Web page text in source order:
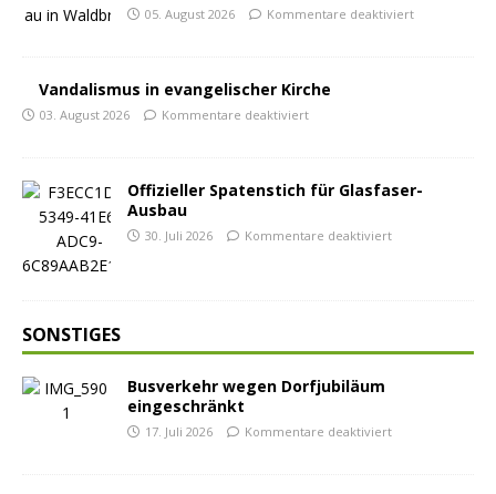
05. August 2026 Kommentare deaktiviert
Vandalismus in evangelischer Kirche
03. August 2026 Kommentare deaktiviert
Offizieller Spatenstich für Glasfaser-
Ausbau
30. Juli 2026 Kommentare deaktiviert
SONSTIGES
Busverkehr wegen Dorfjubiläum
eingeschränkt
17. Juli 2026 Kommentare deaktiviert